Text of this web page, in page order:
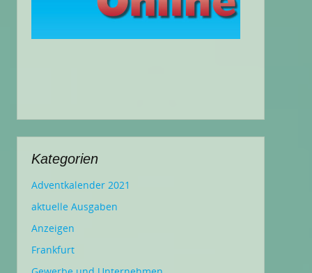
Kategorien
Adventkalender 2021
aktuelle Ausgaben
Anzeigen
Frankfurt